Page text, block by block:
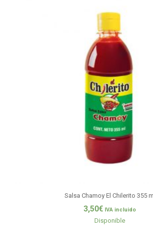
Salsa Chamoy El Chilerito 355
3,50€ IVA incluido
Disponible